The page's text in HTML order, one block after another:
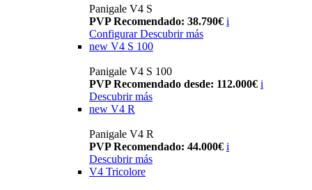
Panigale V4 S
PVP Recomendado: 38.790€ i
Configurar Descubrir más
new V4 S 100
Panigale V4 S 100
PVP Recomendado desde: 112.000€ i
Descubrir más
new V4 R
Panigale V4 R
PVP Recomendado: 44.000€ i
Descubrir más
V4 Tricolore